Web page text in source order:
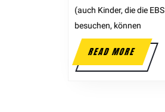
(auch Kinder, die die EBS
besuchen, können
READ MORE